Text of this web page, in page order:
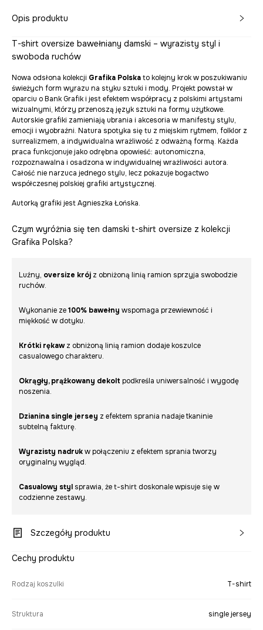
Opis produktu
T-shirt oversize bawełniany damski – wyrazisty styl i
swoboda ruchów
Nowa odsłona kolekcji Grafika Polskato kolejny krok w poszukiwaniu
świeżych form wyrazu na styku sztuki i mody. Projekt powstał w
oparciu o Bank Grafik i jest efektem współpracy z polskimi artystami
wizualnymi, którzy przenoszą język sztuki na formy użytkowe.
Autorskie grafiki zamieniają ubrania i akcesoria w manifesty stylu,
emocji i wyobraźni. Natura spotyka się tu z miejskim rytmem, folklor z
surrealizmem, a indywidualna wrażliwość z odważną formą. Każda
praca funkcjonuje jako odrębna opowieść: autonomiczna,
rozpoznawalna i osadzona w indywidualnej wrażliwości autora.
Całość nie narzuca jednego stylu, lecz pokazuje bogactwo
współczesnej polskiej grafiki artystycznej.
Autorką grafiki jest Agnieszka Łońska.
Czym wyróżnia się ten damski t-shirt oversize z kolekcji
Grafika Polska?
Luźny, oversize krój z obniżoną linią ramion sprzyja swobodzie
ruchów.
Wykonanie ze100% bawełny wspomaga przewiewność i
miękkość w dotyku.
Krótki rękawz obniżoną linią ramion dodaje koszulce
casualowego charakteru.
Okrągły, prążkowany dekolt podkreśla uniwersalność i wygodę
noszenia.
Dzianina single jersey z efektem sprania nadaje tkaninie
subtelną fakturę.
Wyrazisty nadrukw połączeniu z efektem sprania tworzy
oryginalny wygląd.
Casualowy styl sprawia, że t-shirt doskonale wpisuje się w
codzienne zestawy.
Szczegóły produktu
Cechy produktu
Rodzaj koszulki T-shirt
Struktura single jersey